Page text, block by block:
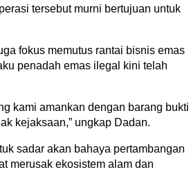
tersebut murni bertujuan untuk
fokus memutus rantai bisnis emas
penadah emas ilegal kini telah
kami amankan dengan barang bukti
kejaksaan,” ungkap Dadan.
sadar akan bahaya pertambangan
merusak ekosistem alam dan